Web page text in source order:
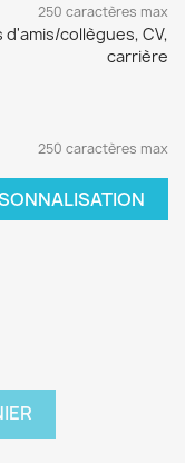
250 caractères max
collègues, CV,
carrière
250 caractères max